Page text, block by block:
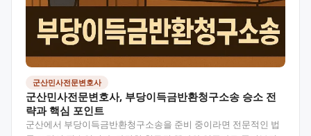
군산민사전문변호사
군산민사전문변호사, 부당이득금반환청구소송 승소 전
략과 핵심 포인트
군산에서 부당이득금반환청구소송을 준비 중이라면 전문적인 법